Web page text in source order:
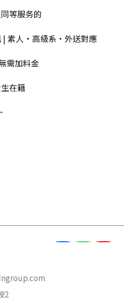
等服务的
素人・高級系・外送對應
需加料金
在籍
2